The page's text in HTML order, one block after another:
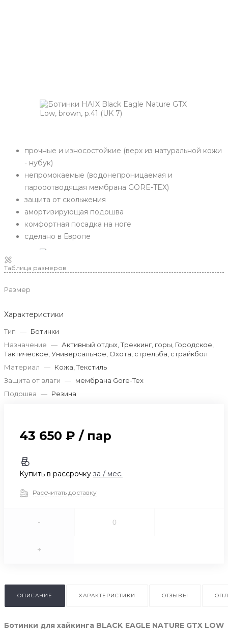
прочные и износостойкие (верх из натуральной кожи
- нубук)
непромокаемые (водонепроницаемая и
парооотводящая мембрана GORE-TEX)
защита от скольжения
амортизирующая подошва
комфортная посадка на ноге
сделано в Европе
Таблица размеров
Размер
Характеристики
Тип — Ботинки
Назначение — Активный отдых, Треккинг, горы, Городское,
Тактическое, Универсальное, Охота, стрельба, страйкбол
Материал — Кожа, Текстиль
Защита от влаги — мембрана Gore-Tex
Подошва — Резина
43 650 ₽ / пар
Купить в рассрочку за / мес.
Рассчитать доставку
-
+
ОПИСАНИЕ ХАРАКТЕРИСТИКИ ОТЗЫВЫ
Ботинки для хайкинга BLACK EAGLE NATURE GTX LOW